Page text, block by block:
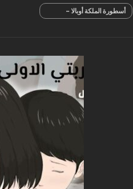
أسطورة الملكة أوبالا -
حكايات فرح الجزء 3 - الفصل